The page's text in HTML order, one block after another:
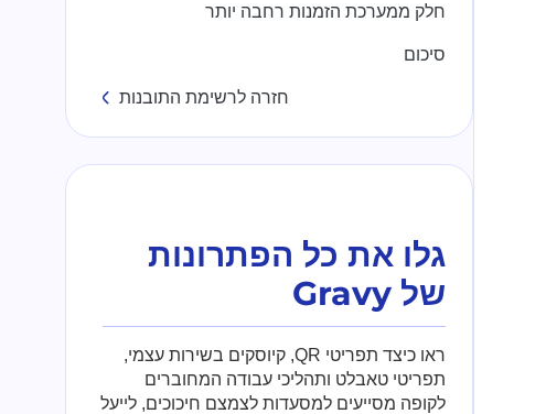
חלק ממערכת הזמנות רחבה יותר
סיכום
חזרה לרשימת התובנות
גלו את כל הפתרונות
של Gravy
ראו כיצד תפריטי QR, קיוסקים בשירות עצמי,
תפריטי טאבלט ותהליכי עבודה המחוברים
לקופה מסייעים למסעדות לצמצם חיכוכים, לייעל